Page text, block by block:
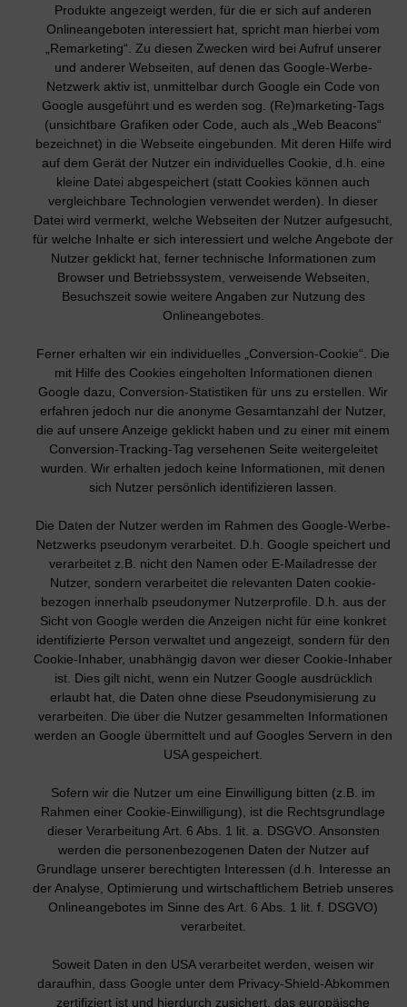
Produkte angezeigt werden, für die er sich auf anderen
Onlineangeboten interessiert hat, spricht man hierbei vom
„Remarketing“. Zu diesen Zwecken wird bei Aufruf unserer
und anderer Webseiten, auf denen das Google-Werbe-
Netzwerk aktiv ist, unmittelbar durch Google ein Code von
Google ausgeführt und es werden sog. (Re)marketing-Tags
(unsichtbare Grafiken oder Code, auch als „Web Beacons“
bezeichnet) in die Webseite eingebunden. Mit deren Hilfe wird
auf dem Gerät der Nutzer ein individuelles Cookie, d.h. eine
kleine Datei abgespeichert (statt Cookies können auch
vergleichbare Technologien verwendet werden). In dieser
Datei wird vermerkt, welche Webseiten der Nutzer aufgesucht,
für welche Inhalte er sich interessiert und welche Angebote der
Nutzer geklickt hat, ferner technische Informationen zum
Browser und Betriebssystem, verweisende Webseiten,
Besuchszeit sowie weitere Angaben zur Nutzung des
Onlineangebotes.
Ferner erhalten wir ein individuelles „Conversion-Cookie“. Die
mit Hilfe des Cookies eingeholten Informationen dienen
Google dazu, Conversion-Statistiken für uns zu erstellen. Wir
erfahren jedoch nur die anonyme Gesamtanzahl der Nutzer,
die auf unsere Anzeige geklickt haben und zu einer mit einem
Conversion-Tracking-Tag versehenen Seite weitergeleitet
wurden. Wir erhalten jedoch keine Informationen, mit denen
sich Nutzer persönlich identifizieren lassen.
Die Daten der Nutzer werden im Rahmen des Google-Werbe-
Netzwerks pseudonym verarbeitet. D.h. Google speichert und
verarbeitet z.B. nicht den Namen oder E-Mailadresse der
Nutzer, sondern verarbeitet die relevanten Daten cookie-
bezogen innerhalb pseudonymer Nutzerprofile. D.h. aus der
Sicht von Google werden die Anzeigen nicht für eine konkret
identifizierte Person verwaltet und angezeigt, sondern für den
Cookie-Inhaber, unabhängig davon wer dieser Cookie-Inhaber
ist. Dies gilt nicht, wenn ein Nutzer Google ausdrücklich
erlaubt hat, die Daten ohne diese Pseudonymisierung zu
verarbeiten. Die über die Nutzer gesammelten Informationen
werden an Google übermittelt und auf Googles Servern in den
USA gespeichert.
Sofern wir die Nutzer um eine Einwilligung bitten (z.B. im
Rahmen einer Cookie-Einwilligung), ist die Rechtsgrundlage
dieser Verarbeitung Art. 6 Abs. 1 lit. a. DSGVO. Ansonsten
werden die personenbezogenen Daten der Nutzer auf
Grundlage unserer berechtigten Interessen (d.h. Interesse an
der Analyse, Optimierung und wirtschaftlichem Betrieb unseres
Onlineangebotes im Sinne des Art. 6 Abs. 1 lit. f. DSGVO)
verarbeitet.
Soweit Daten in den USA verarbeitet werden, weisen wir
daraufhin, dass Google unter dem Privacy-Shield-Abkommen
zertifiziert ist und hierdurch zusichert, das europäische